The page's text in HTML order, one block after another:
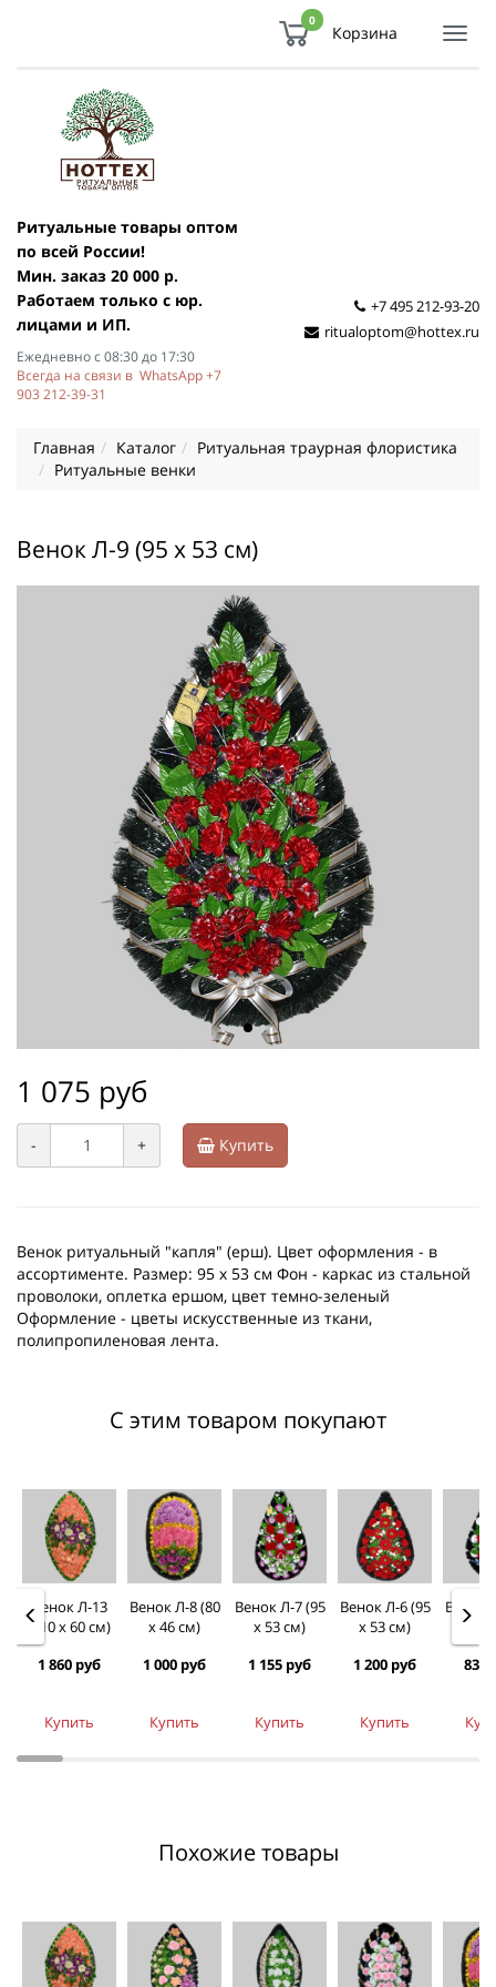
0
Корзина
Ритуальные товары оптом
по всей России!
Мин. заказ 20 000 р.
Работаем только с юр.
лицами и ИП.
Ежедневно с 08:30 до 17:30
Всегда на связи в WhatsApp +7
903 212-39-31
+7 495 212-93-20
ritualoptom@hottex.ru
Главная Каталог
Ритуальная траурная флористика
Ритуальные венки
Венок Л-9 (95 х 53 см)
1 075 руб
- + Купить
Венок ритуальный "капля" (ерш). Цвет оформления - в
ассортименте. Размер: 95 х 53 см Фон - каркас из стальной
проволоки, оплетка ершом, цвет темно-зеленый
Оформление - цветы искусственные из ткани,
полипропиленовая лента.
С этим товаром покупают
Венок Л-13
(110 х 60 см)
1 860 руб
Купить
Венок Л-8 (80
х 46 см)
1 000 руб
Купить
Венок Л-7 (95
х 53 см)
1 155 руб
Купить
Венок Л-6 (95
х 53 см)
1 200 руб
Купить
Венок
х 50
830
Похожие товары